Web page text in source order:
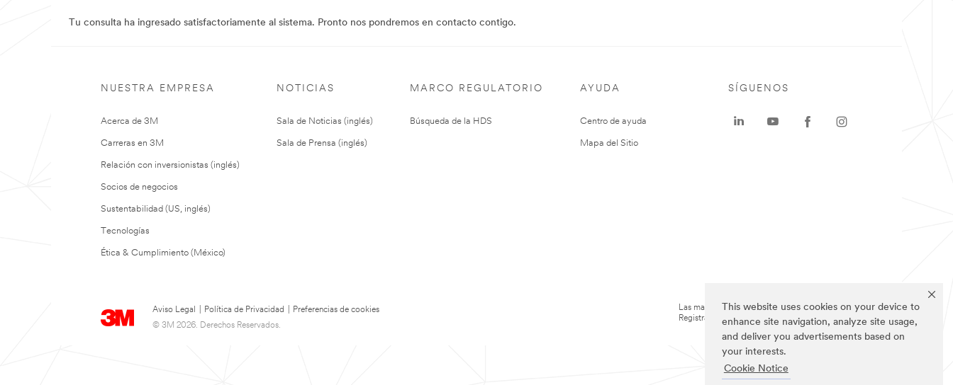
This website uses cookies on your device to
enhance site navigation, analyze site usage,
and deliver you advertisements based on
your interests.
Cookie Notice
Tu consulta ha ingresado satisfactoriamente al sistema. Pronto nos pondremos en contacto contigo.
NUESTRA EMPRESA
Acerca de 3M
Carreras en 3M
Relación con inversionistas (inglés)
Socios de negocios
Sustentabilidad (US, inglés)
Tecnologías
Ética & Cumplimiento (México)
NOTICIAS
Sala de Noticias (inglés)
Sala de Prensa (inglés)
MARCO REGULATORIO
Búsqueda de la HDS
AYUDA
Centro de ayuda
Mapa del Sitio
Aviso Legal Política de Privacidad
Preferencias de cookies
© 3M 2026. Derechos Reservados.
SÍGUENOS
Las marcas mencionadas arriba son Marcas
Registradas de 3M.